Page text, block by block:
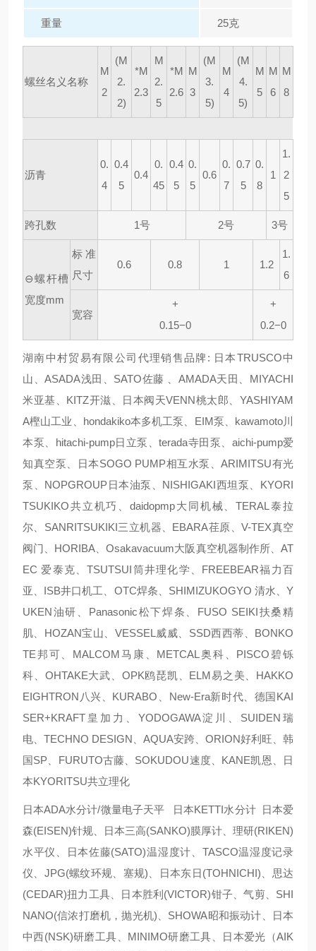
重量 25克
螺丝名义名称
M
2
(M
2.
2)
*M
2.3
M
2.
5
*M
2.6
M
3
(M
3.
5)
M
4
(M
4.
5)
M
5
M
6
M
8
沥青
0.
4
0.4
5
0.4
0.
45
0.4
5
0.
5
0.6
0.
7
0.7
5
0.
8
1
1.
2
5
跨孔数 1号 2号 3号
⊖螺杆槽
宽度mm
标准
尺寸
0.6 0.8 1 1.2
1.
6
宽容
+
0.15−0
+
0.2−0
湖南中村贸易有限公司代理销售品牌: 日本TRUSCO中
山、ASADA浅田、SATO佐藤 、AMADA天田、MIYACHI
米亚基、KITZ开滋、日本阀天VENN桃太郎、YASHIYAM
A樫山工业、hondakiko本多机工泵、EIM泵、kawamoto川
本泵、hitachi-pump日立泵、terada寺田泵、aichi-pump爱
知真空泵、日本SOGO PUMP相互水泵、ARIMITSU有光
泵、NOPGROUP日本油泵、NISHIGAKI西坦泵、KYORI
TSUKIKO共立机巧、daidopmp大同机械、TERAL泰拉
尔、SANRITSUKIKI三立机器、EBARA荏原、V-TEX真空
阀门、HORIBA、Osakavacuum大阪真空机器制作所、AT
EC 爱泰克、TSUTSUI筒井理化学、FREEBEAR福力百
亚、ISB井口机工、OTC焊条、SHIMIZUKOGYO 清水、Y
UKEN油研、Panasonic松下焊条、FUSO SEIKI扶桑精
肌、HOZAN宝山、VESSEL威威、SSD西西蒂、BONKO
TE邦可、MALCOM马康、METCAL奥科、PISCO碧铄
科、OHTAKE大武、OPK鸥琵凯、ELM易之美、HAKKO
EIGHTRON八兴、KURABO、New-Era新时代、德国KAI
SER+KRAFT皇加力、YODOGAWA淀川、SUIDEN瑞
电、TECHNO DESIGN、AQUA安跨、ORION好利旺、韩
国SP、FURUTO古藤、SOKUDOU速度、KANE凯恩、日
本KYORITSU共立理化
日本ADA水分计/微量电子天平 日本KETTI水分计 日本爱
森(EISEN)针规、日本三高(SANKO)膜厚计、理研(RIKEN)
水平仪、日本佐藤(SATO)温湿度计、TASCO温湿度记录
仪、JPG(螺纹环规、塞规)、日本东日(TOHNICHI)、思达
(CEDAR)扭力工具、日本胜利(VICTOR)钳子、气剪、SHI
NANO(信浓打磨机，抛光机)、SHOWA昭和振动计、日本
中西(NSK)研磨工具、MINIMO研磨工具、日本爱光（AIK